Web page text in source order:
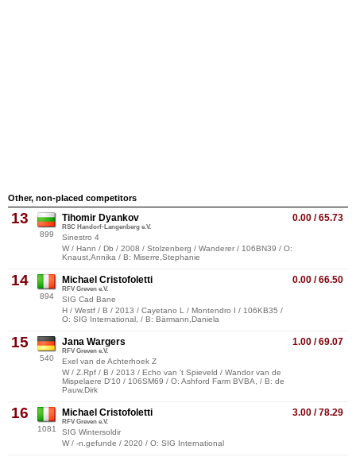
Other, non-placed competitors
13
899
0.00 / 65.73
Tihomir Dyankov
RSC Handorf-Langenberg e.V.
Sinestro 4
W / Hann / Db / 2008 / Stolzenberg / Wanderer / 106BN39 / O:
Knaust,Annika / B: Miserre,Stephanie
14
894
0.00 / 66.50
Michael Cristofoletti
RFV Greven e.V.
SIG Cad Bane
H / Westf / B / 2013 / Cayetano L / Montendro I / 106KB35 /
O: SIG International, / B: Bärmann,Daniela
15
540
1.00 / 69.07
Jana Wargers
RFV Greven e.V.
Exel van de Achterhoek Z
W / Z.Rpf / B / 2013 / Echo van 't Spieveld / Wandor van de
Mispelaere D'10 / 106SM69 / O: Ashford Farm BVBA, / B: de
Pauw,Dirk
16
1081
3.00 / 78.29
Michael Cristofoletti
RFV Greven e.V.
SIG Wintersoldir
W / -n.gefunde / 2020 / O: SIG International